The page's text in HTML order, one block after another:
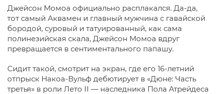
Джейсон Момоа официально расплакался. Да-да,
тот самый Аквамен и главный мужчина с гавайской
бородой, суровый и татуированный, как сама
полинезийская скала, Джейсон Момоа вдруг
превращается в сентиментального папашу.
Сидит такой, смотрит на экран, где его 16-летний
отпрыск Накоа-Вульф дебютирует в «Дюне: Часть
третья» в роли Лето II — наследника Пола Атрейдеса